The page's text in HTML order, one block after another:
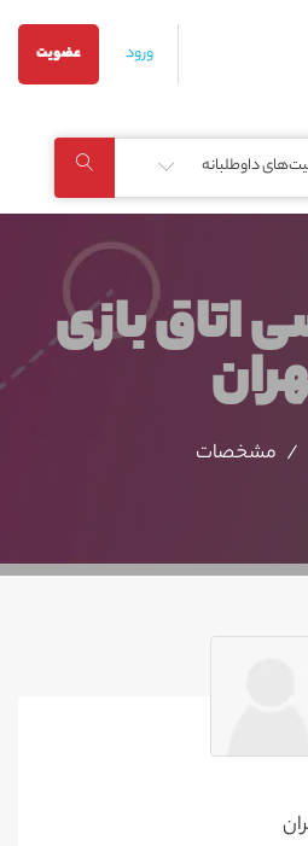
ورود عضویت
داوطلبانه
اتاق بازی
مشخصات